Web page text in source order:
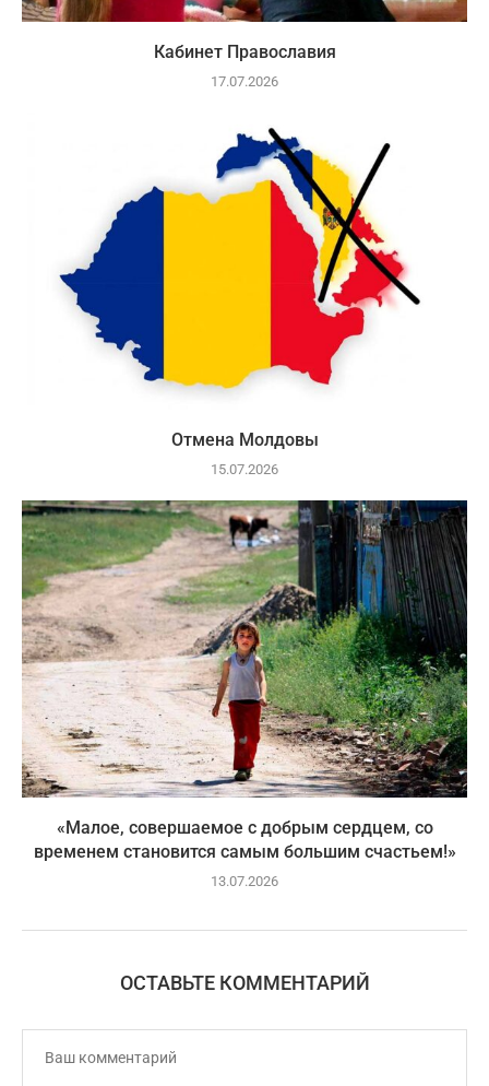
Кабинет Православия
17.07.2026
Отмена Молдовы
15.07.2026
«Малое, совершаемое с добрым сердцем, со
временем становится самым большим счастьем!»
13.07.2026
ОСТАВЬТЕ КОММЕНТАРИЙ